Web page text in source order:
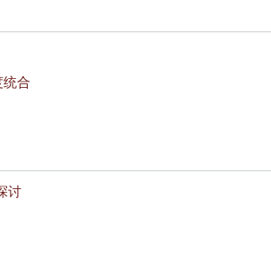
统合
讨